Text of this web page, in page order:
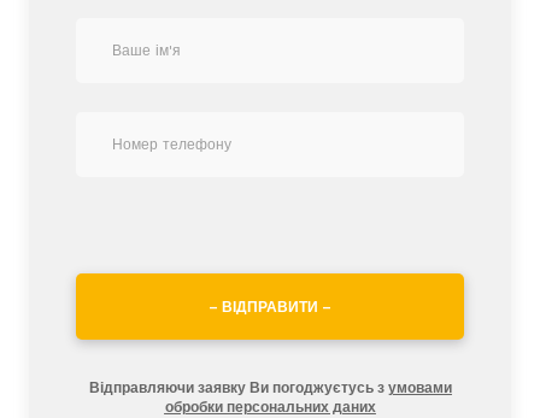
– ВІДПРАВИТИ –
Відправляючи заявку Ви погоджуєтусь з умовами
обробки персональних даних